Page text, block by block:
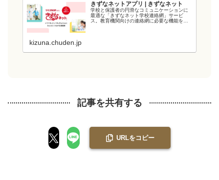
きずなネットアプリ | きずなネット
学校と保護者の円滑なコミュニケーションに
最適な「きずなネット学校連絡網」サービ
ス。教育機関向けの連絡網に必要な機能を備
kizuna.chuden.jp
記事を共有する
URLをコピー